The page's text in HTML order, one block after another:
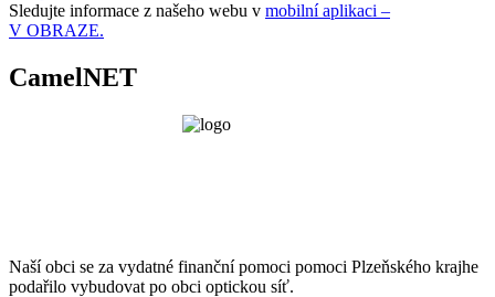
Sledujte informace z našeho webu v mobilní aplikaci –
V OBRAZE.
CamelNET
Naší obci se za vydatné finanční pomoci pomoci Plzeňského krajhe
podařilo vybudovat po obci optickou síť.